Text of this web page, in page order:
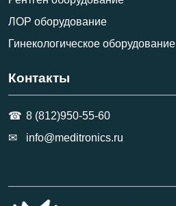
ЛОР оборудование
Гинекологическое оборудование
Контакты
8 (812)950-55-60
info@meditronics.ru